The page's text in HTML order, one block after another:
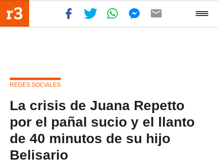
REDES SOCIALES
La crisis de Juana Repetto
por el pañal sucio y el llanto
de 40 minutos de su hijo
Belisario